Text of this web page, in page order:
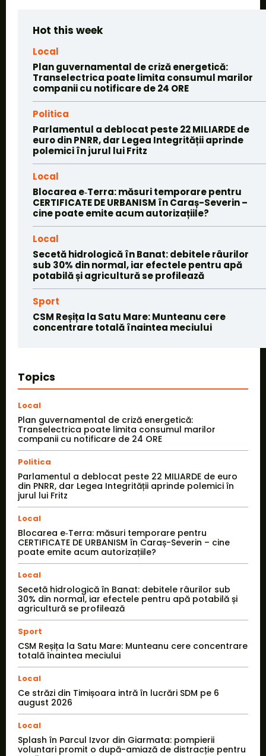
Hot this week
Local
Plan guvernamental de criză energetică:
Transelectrica poate limita consumul marilor
companii cu notificare de 24 ORE
Politica
Parlamentul a deblocat peste 22 MILIARDE de
euro din PNRR, dar Legea Integrității aprinde
polemici în jurul lui Fritz
Local
Blocarea e‑Terra: măsuri temporare pentru
CERTIFICATE DE URBANISM în Caraș-Severin –
cine poate emite acum autorizațiile?
Local
Secetă hidrologică în Banat: debitele râurilor
sub 30% din normal, iar efectele pentru apă
potabilă și agricultură se profilează
Sport
CSM Reșița la Satu Mare: Munteanu cere
concentrare totală înaintea meciului
Topics
Local
Plan guvernamental de criză energetică:
Transelectrica poate limita consumul marilor
companii cu notificare de 24 ORE
Politica
Parlamentul a deblocat peste 22 MILIARDE de euro
din PNRR, dar Legea Integrității aprinde polemici în
jurul lui Fritz
Local
Blocarea e‑Terra: măsuri temporare pentru
CERTIFICATE DE URBANISM în Caraș-Severin – cine
poate emite acum autorizațiile?
Local
Secetă hidrologică în Banat: debitele râurilor sub
30% din normal, iar efectele pentru apă potabilă și
agricultură se profilează
Sport
CSM Reșița la Satu Mare: Munteanu cere concentrare
totală înaintea meciului
Local
Ce străzi din Timișoara intră în lucrări SDM pe 6
august 2026
Local
Splash în Parcul Izvor din Giarmata: pompierii
voluntari promit o după-amiază de distracție pentru